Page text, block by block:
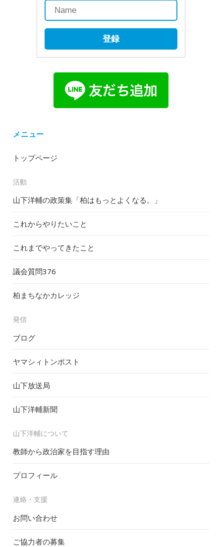
登録
メニュー
トップページ
活動
山下洋輔の政策集「柏はもっとよくなる。」
これからやりたいこと
これまでやってきたこと
議会質問376
柏まちなかカレッジ
発信
ブログ
ヤマシィトンポスト
山下放送局
山下洋輔新聞
山下洋輔について
教師から政治家を目指す理由
プロフィール
連絡・支援
お問い合わせ
ご協力者の募集